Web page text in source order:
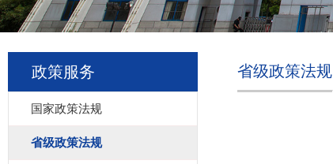
政策服务
国家政策法规
省级政策法规
省级政策法规